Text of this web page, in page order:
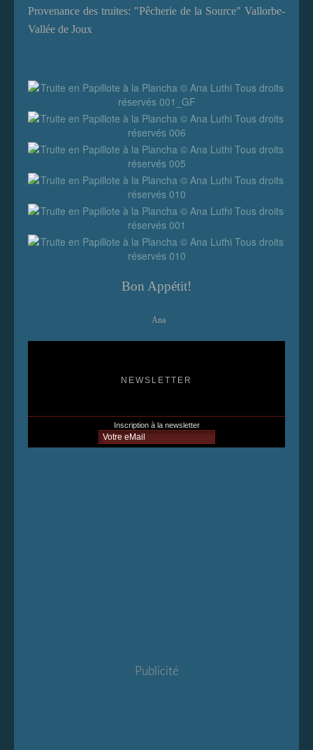
Provenance des truites: "Pêcherie de la Source" Vallorbe-
Vallée de Joux
Bon Appétit!
Ana
NEWSLETTER
Inscription à la newsletter
Publicité